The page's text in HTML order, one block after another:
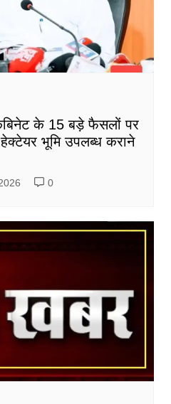
के 15 बड़े फैसलों पर
हेक्टेयर भूमि उपलब्ध कराने
0